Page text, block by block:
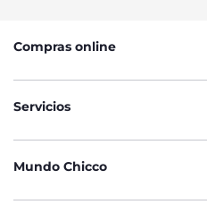
Compras online
Servicios
Mundo Chicco